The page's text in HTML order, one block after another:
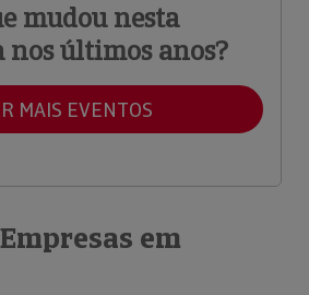
mudou nesta
nos últimos anos?
MAIS EVENTOS
em